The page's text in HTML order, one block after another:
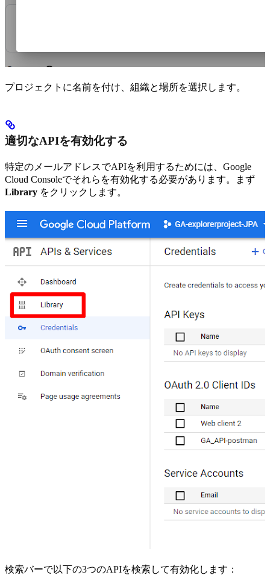
プロジェクトに名前を付け、組織と場所を選択します。
適切なAPIを有効化する
特定のメールアドレスでAPIを利用するためには、Google
Cloud Consoleでそれらを有効化する必要があります。まず
Library をクリックします。
検索バーで以下の3つのAPIを検索して有効化します：